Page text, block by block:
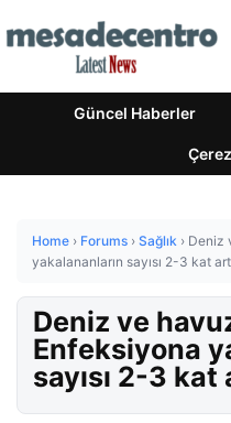
Güncel Haberler
Home › Forums › Sağlık › Deniz
yakalananların sayısı 2-3 kat
Deniz ve
Enfeksiyona
sayısı 2-3 kat